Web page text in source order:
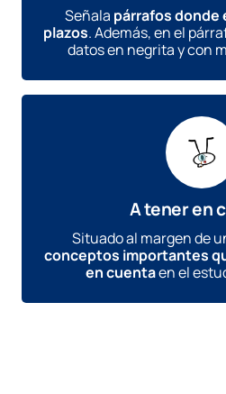
Señala párrafos donde
plazos. Además, en el
datos en negrita y con
A tener en
Situado al margen de
conceptos importantes
en cuentaen el